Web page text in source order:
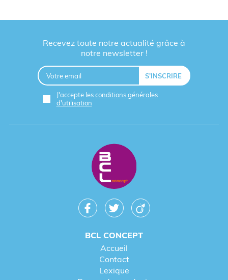
Recevez toute notre actualité grâce à
notre newsletter !
J'accepte lesconditions générales
d'utilisation
BCL CONCEPT
Accueil
Contact
Lexique